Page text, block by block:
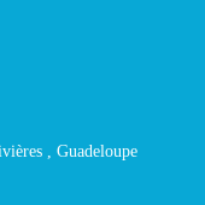
, Guadeloupe